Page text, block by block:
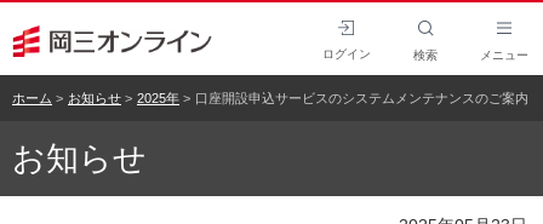
ログイン 検索 メニュー
ホーム お知らせ 2025年 口座開設申込サービスのシステムメンテナンスのご案内
お知らせ